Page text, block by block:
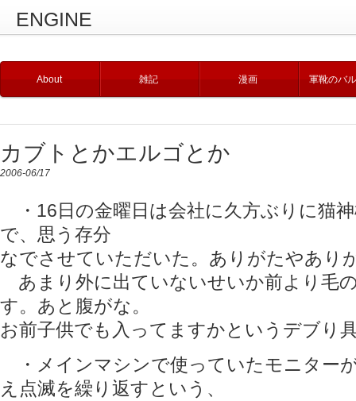
ENGINE
About 雑記 漫画 軍靴のバ
カブトとかエルゴとか
2006-06/17
・16日の金曜日は会社に久方ぶりに猫
で、思う存分
なでさせていただいた。ありがたやあり
あまり外に出ていないせいか前より毛
す。あと腹がな。
お前子供でも入ってますかというデブり
・メインマシンで使っていたモニター
え点滅を繰り返すという、